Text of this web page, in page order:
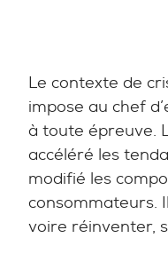
Le contexte de
impose au chef
à toute épreuve.
accéléré les
modifié les
consommateurs.
voire réinventer,